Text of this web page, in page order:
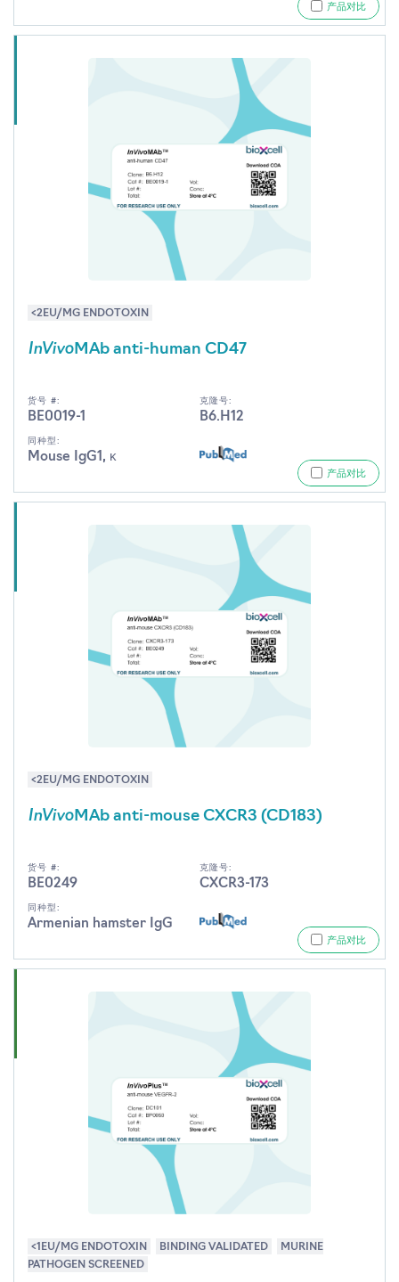
产品对比
<2EU/MG ENDOTOXIN
InVivoMAb anti-human CD47
货号 #:
BE0019-1
克隆号:
B6.H12
同种型:
Mouse IgG1, κ
产品对比
<2EU/MG ENDOTOXIN
InVivoMAb anti-mouse CXCR3 (CD183)
货号 #:
BE0249
克隆号:
CXCR3-173
同种型:
Armenian hamster IgG
产品对比
<1EU/MG ENDOTOXIN BINDING VALIDATED
MURINE
PATHOGEN SCREENED